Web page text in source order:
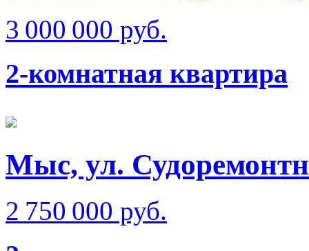
3 000 000 руб.
2-комнатная квартира
Мыс, ул.
2 750 000 руб.